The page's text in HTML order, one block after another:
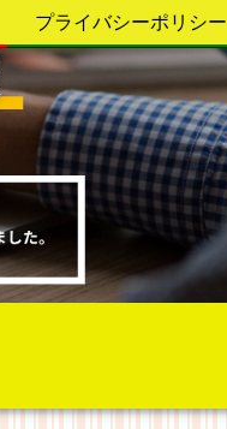
プライバシーポリシー